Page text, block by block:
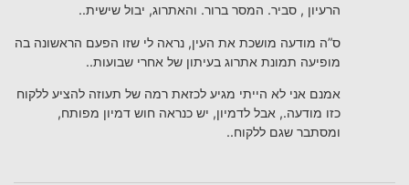
הרעיון , סביר. המסר ברור. והאתרוג, יבול שישית..
ס”ה מודעה מושכת את העין, נראה לי שזו הפעם הראשונה בה
מופיעה תמונת אתרוג בעיתון של אחרי שבועות..
אמנם אני לא הייתי מגיע לכזאת רמה של תעוזה להציע ללקוח
כזו מודעה., אבל לדמיון, יש כנראה חוש דמיון מפותח,
ומסתבר שגם ללקוח..